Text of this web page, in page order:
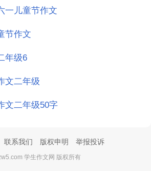
一儿童节作文
节作文
年级6
文二年级
文二年级50字
联系我们 版权申明 举报投诉
学生作文网 版权所有